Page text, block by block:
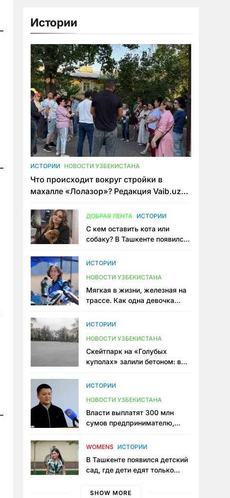
Истории
ИСТОРИИ НОВОСТИ УЗБЕКИСТАНА
Что происходит вокруг стройки в
махалле «Лолазор»? Редакция Vaib.uz
конфликта
ДОБРАЯ ЛЕНТА ИСТОРИИ
С кем оставить кота или
собаку? В Ташкенте появился
ИСТОРИИ
НОВОСТИ УЗБЕКИСТАНА
Мягкая в жизни, железная на
трассе. Как одна девочка
Узбекистане
ИСТОРИИ
НОВОСТИ УЗБЕКИСТАНА
Скейтпарк на «Голубых
куполах» залили бетоном: в
одно общественное
ИСТОРИИ
НОВОСТИ УЗБЕКИСТАНА
Власти выплатят 300 млн
сумов предпринимателю,
тюрьме по незаконному
WOMENS ИСТОРИИ
В Ташкенте появился детский
сад, где дети едят только
мама, которая устала просить
SHOW MORE